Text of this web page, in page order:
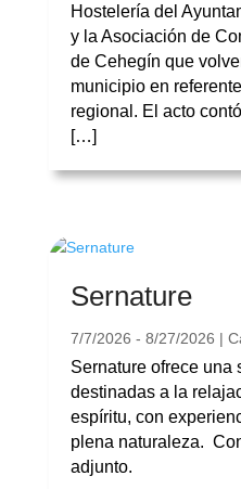
Hostelería del
y la Asociación de
de Cehegín que
municipio en
regional. El acto
[…]
Sernature
7/7/2026 - 8/27/2026 |
Sernature ofrece una
destinadas a la
espíritu, con
plena naturaleza.
adjunto.